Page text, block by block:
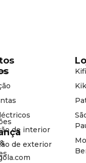
de interior
de exterior